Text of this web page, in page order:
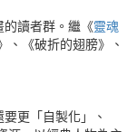
讀者群。繼《靈魂
、《破折的翅膀》、
更「自製化」、